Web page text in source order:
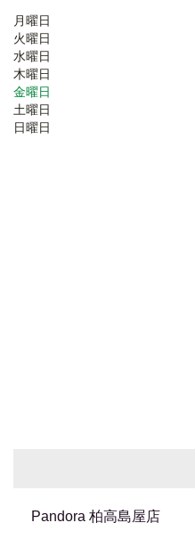
月曜日
火曜日
水曜日
木曜日
金曜日
土曜日
日曜日
Pandora 柏高島屋店